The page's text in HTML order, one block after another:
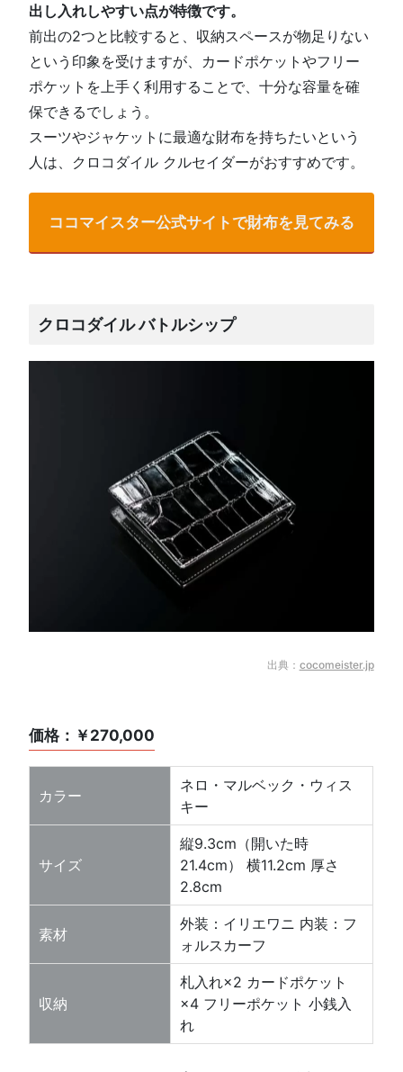
出し入れしやすい点が特徴です。
前出の2つと比較すると、収納スペースが物足りない
という印象を受けますが、カードポケットやフリー
ポケットを上手く利用することで、十分な容量を確
保できるでしょう。
スーツやジャケットに最適な財布を持ちたいという
人は、クロコダイル クルセイダーがおすすめです。
ココマイスター公式サイトで財布を見てみる
クロコダイル バトルシップ
出典： cocomeister.jp
価格：￥270,000
カラー
ネロ・マルベック・ウィス
キー
サイズ
縦9.3cm（開いた時
21.4cm） 横11.2cm 厚さ
2.8cm
素材
外装：イリエワニ 内装：フ
ォルスカーフ
収納
札入れ×2 カードポケット
×4 フリーポケット 小銭入
れ